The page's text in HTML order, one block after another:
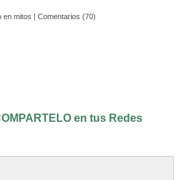
en mitos | Comentarios (70)
en tus Redes